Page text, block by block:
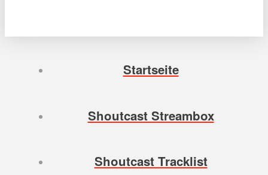
Startseite
Shoutcast Streambox
Shoutcast Tracklist